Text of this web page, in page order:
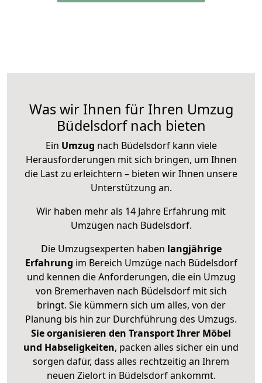
Was wir Ihnen für Ihren Umzug
Büdelsdorf nach bieten
Ein Umzug nach Büdelsdorf kann viele
Herausforderungen mit sich bringen, um Ihnen
die Last zu erleichtern – bieten wir Ihnen unsere
Unterstützung an.
Wir haben mehr als 14 Jahre Erfahrung mit
Umzügen nach Büdelsdorf.
Die Umzugsexperten haben langjährige
Erfahrung im Bereich Umzüge nach Büdelsdorf
und kennen die Anforderungen, die ein Umzug
von Bremerhaven nach Büdelsdorf mit sich
bringt. Sie kümmern sich um alles, von der
Planung bis hin zur Durchführung des Umzugs.
Sie organisieren den Transport Ihrer Möbel
und Habseligkeiten, packen alles sicher ein und
sorgen dafür, dass alles rechtzeitig an Ihrem
neuen Zielort in Büdelsdorf ankommt.